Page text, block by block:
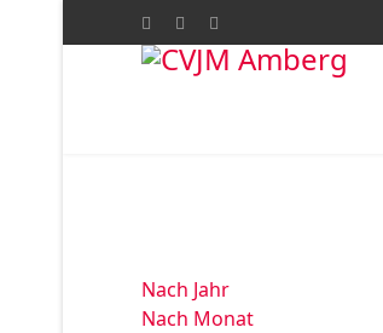
Nach Jahr
Nach Monat